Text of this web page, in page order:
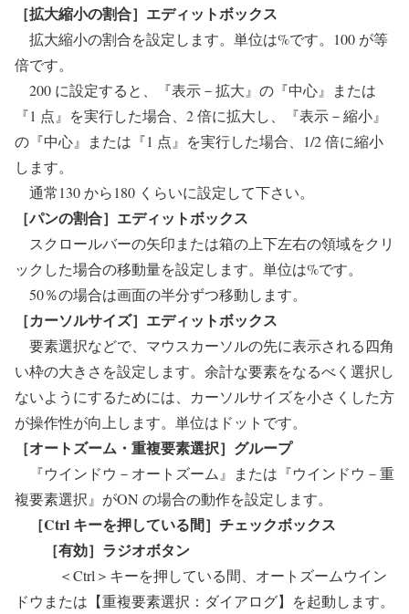
［拡大縮小の割合］エディットボックス
拡大縮小の割合を設定します。単位は%です。100 が等
倍です。
200 に設定すると、『表示－拡大』の『中心』または
『1 点』を実行した場合、2 倍に拡大し、『表示－縮小』
の『中心』または『1 点』を実行した場合、1/2 倍に縮小
します。
通常130 から180 くらいに設定して下さい。
［パンの割合］エディットボックス
スクロールバーの矢印または箱の上下左右の領域をクリ
ックした場合の移動量を設定します。単位は%です。
50％の場合は画面の半分ずつ移動します。
［カーソルサイズ］エディットボックス
要素選択などで、マウスカーソルの先に表示される四角
い枠の大きさを設定します。余計な要素をなるべく選択し
ないようにするためには、カーソルサイズを小さくした方
が操作性が向上します。単位はドットです。
［オートズーム・重複要素選択］グループ
『ウインドウ－オートズーム』または『ウインドウ－重
複要素選択』がON の場合の動作を設定します。
［Ctrl キーを押している間］チェックボックス
［有効］ラジオボタン
＜Ctrl＞キーを押している間、オートズームウイン
ドウまたは【重複要素選択：ダイアログ】を起動します。